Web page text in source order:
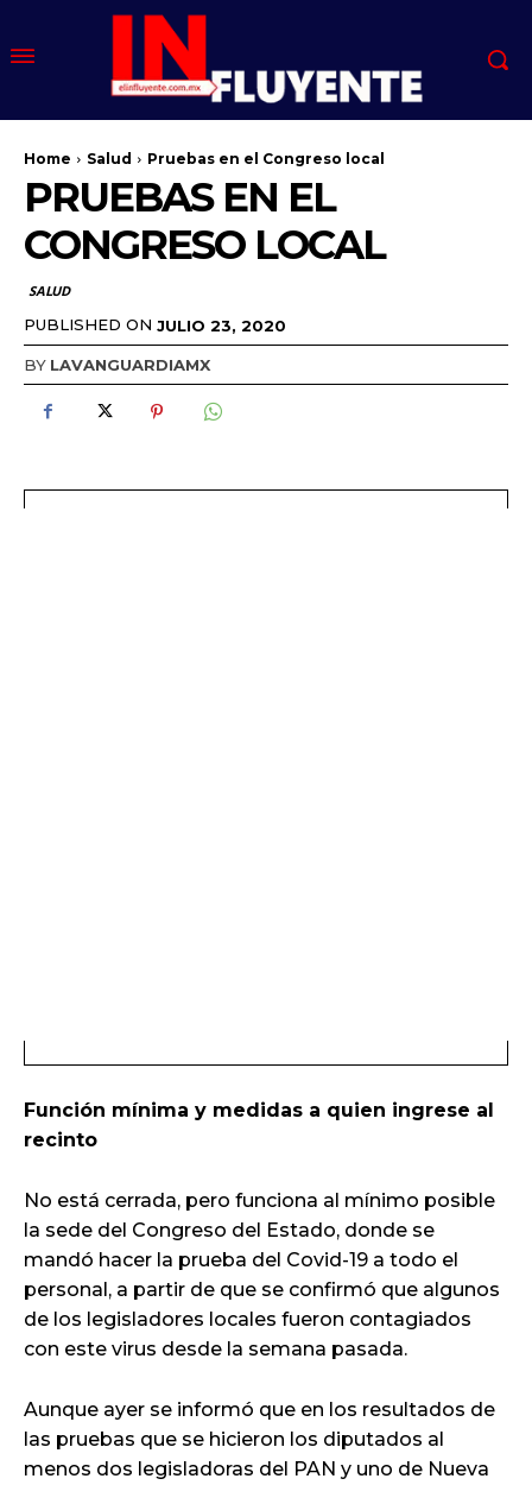
Home Salud Pruebas en el Congreso local
PRUEBAS EN EL
CONGRESO LOCAL
SALUD
PUBLISHED ON JULIO 23, 2020
BY LAVANGUARDIAMX
Función mínima y medidas a quien ingrese al
recinto
No está cerrada, pero funciona al mínimo posible
la sede del Congreso del Estado, donde se
mandó hacer la prueba del Covid-19 a todo el
personal, a partir de que se confirmó que algunos
de los legisladores locales fueron contagiados
con este virus desde la semana pasada.
Aunque ayer se informó que en los resultados de
las pruebas que se hicieron los diputados al
menos dos legisladoras del PAN y uno de Nueva